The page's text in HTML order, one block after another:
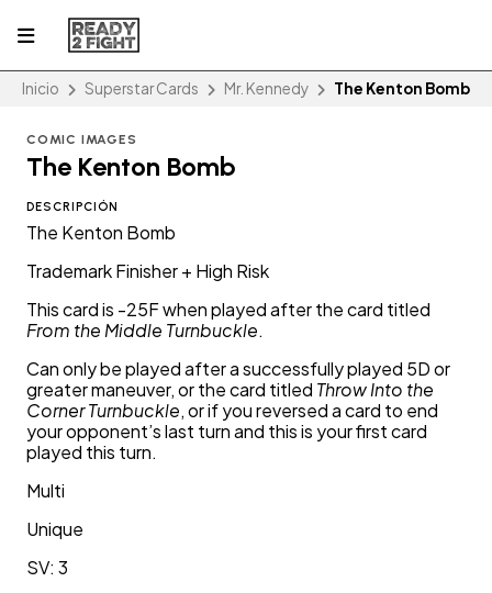
Inicio Superstar Cards Mr. Kennedy The Kenton Bomb
COMIC IMAGES
The Kenton Bomb
DESCRIPCIÓN
The Kenton Bomb
Trademark Finisher + High Risk
This card is -25F when played after the card titled
From the Middle Turnbuckle.
Can only be played after a successfully played 5D or
greater maneuver, or the card titled Throw Into the
Corner Turnbuckle, or if you reversed a card to end
your opponent’s last turn and this is your first card
played this turn.
Multi
Unique
SV: 3